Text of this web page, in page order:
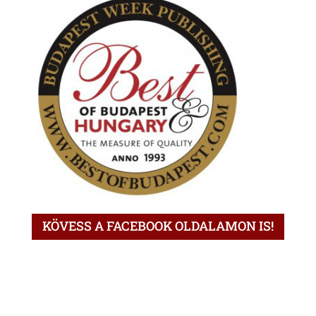
KÖVESS A FACEBOOK OLDALAMON IS!